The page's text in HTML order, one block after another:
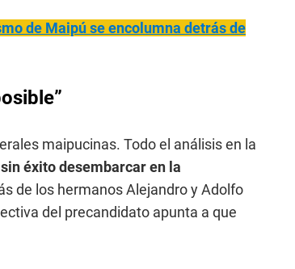
de Maipú se encolumna detrás de
maipucinas. Todo el análisis en la
éxito desembarcar en la
de los hermanos Alejandro y Adolfo
del precandidato apunta a que